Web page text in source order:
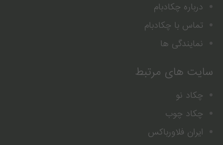
درباره چکادبام
تماس با چکادبام
نمایندگی ها
سایت های مرتبط
چکاد نو
چکاد چوب
ایران فلاورباکس